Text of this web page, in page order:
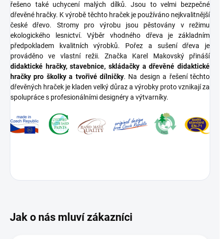
řešeno také uchycení malých dílků. Jsou to velmi bezpečné
dřevěné hračky. K výrobě těchto hraček je používáno nejkvalitnější
české dřevo. Stromy pro výrobu jsou pěstovány v režimu
ekologického lesnictví. Výběr vhodného dřeva je základním
předpokladem kvalitních výrobků. Pořez a sušení dřeva je
prováděno ve vlastní režii. Značka Karel Makovský přináší
didaktické hračky, stavebnice, skládačky a dřevěné didaktické
hračky pro školky a tvořivé dílničky. Na design a řešení těchto
dřevěných hraček je kladen velký důraz a výrobky proto vznikají za
spolupráce s profesionálními designéry a výtvarníky.